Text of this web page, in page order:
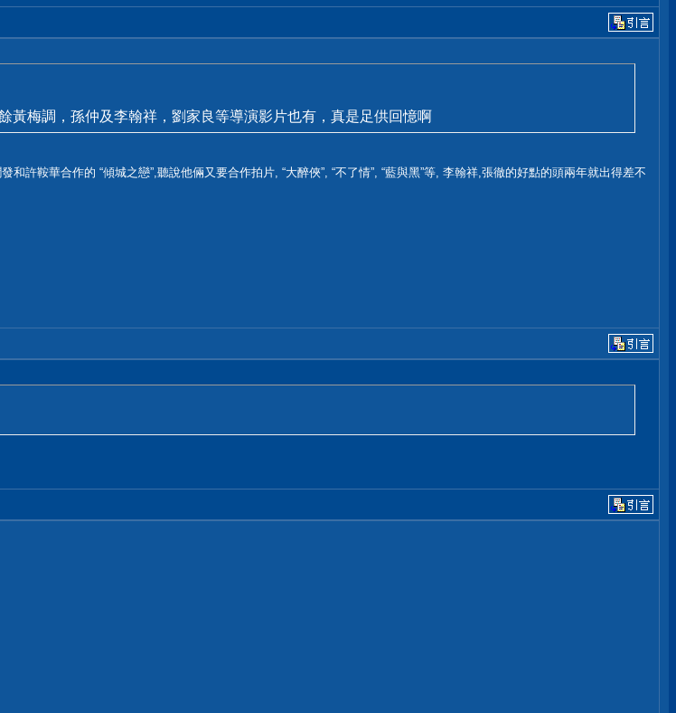
黃梅調，孫仲及李翰祥，劉家良等導演影片也有，真是足供回憶啊
許鞍華合作的 “傾城之戀”,聽說他倆又要合作拍片, “大醉俠”, “不了情”, “藍與黑”等, 李翰祥,張徹的好點的頭兩年就出得差不